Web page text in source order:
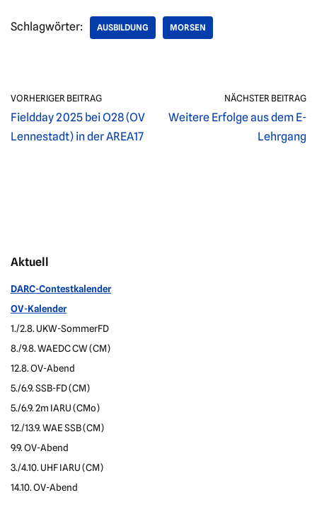
Schlagwörter: AUSBILDUNG MORSEN
VORHERIGER BEITRAG
Fieldday 2025 bei O28 (OV
Lennestadt) in der AREA17
NÄCHSTER BEITRAG
Weitere Erfolge aus dem E-
Lehrgang
Aktuell
DARC-Contestkalender
OV-Kalender
1./2.8. UKW-SommerFD
8./9.8. WAEDC CW (CM)
12.8. OV-Abend
5./6.9. SSB-FD (CM)
5./6.9. 2m IARU (CMo)
12./13.9. WAE SSB (CM)
9.9. OV-Abend
3./4.10. UHF IARU (CM)
14.10. OV-Abend